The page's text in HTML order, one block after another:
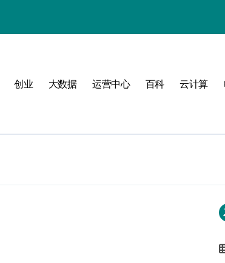
创业 大数据 运营中心 百科 云计算